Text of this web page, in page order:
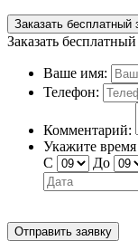
Заказать бесплатный
Заказать
Ваше имя:
Телефон:
Комментарий:
Укажите время
С
До
Отправить заявку